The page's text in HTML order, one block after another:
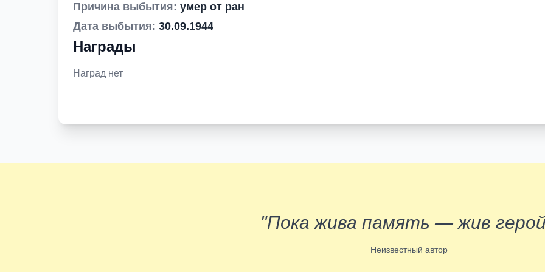
Причина выбытия: умер от ран
Дата выбытия: 30.09.1944
Награды
Наград нет
"Пока жива память — жив
Неизвестный автор